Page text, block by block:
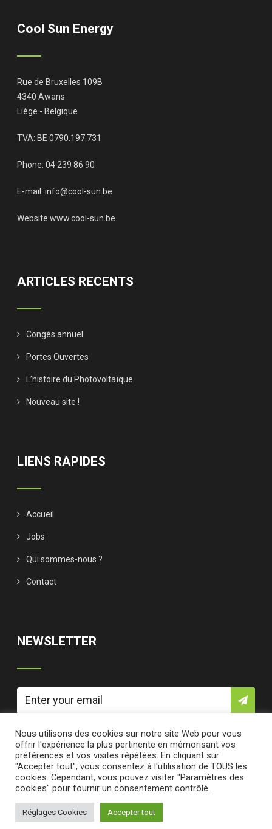
Cool Sun Energy
Rue de Bruxelles 109B
4340 Awans
Liège - Belgique
TVA: BE 0790.197.731
Phone: 04 239 86 90
E-mail:info@cool-sun.be
Website:www.cool-sun.be
ARTICLES RECENTS
Congés annuel
Portes Ouvertes
L’histoire du Photovoltaïque
Nouveau site !
LIENS RAPIDES
Accueil
Jobs
Qui sommes-nous ?
Contact
NEWSLETTER
© Copyright 2019 Cool Sun Energy. Tous droits réservés ©
Nous utilisons des cookies sur notre site Web pour vous
offrir l'expérience la plus pertinente en mémorisant vos
préférences et vos visites répétées. En cliquant sur
"Accepter tout", vous consentez à l'utilisation de TOUS les
cookies. Cependant, vous pouvez visiter "Paramètres des
cookies" pour fournir un consentement contrôlé.
Réglages Cookies Accepter tout